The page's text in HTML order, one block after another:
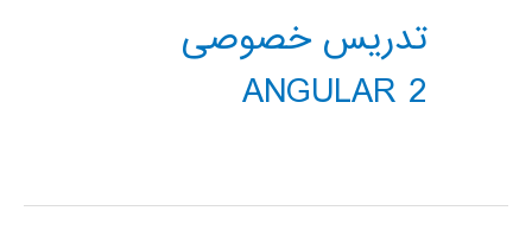
تدریس خصوصی
ANGULAR 2